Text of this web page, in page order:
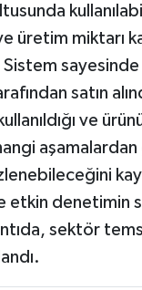
üretim miktarı
satın
ve
etkin denetimin
sektör